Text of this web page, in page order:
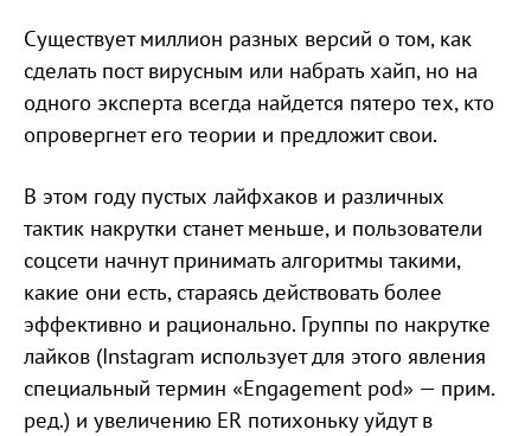
Существует миллион разных версий о том, как
сделать пост вирусным или набрать хайп, но на
одного эксперта всегда найдется пятеро тех, кто
опровергнет его теории и предложит свои.
В этом году пустых лайфхаков и различных
тактик накрутки станет меньше, и пользователи
соцсети начнут принимать алгоритмы такими,
какие они есть, стараясь действовать более
эффективно и рационально. Группы по накрутке
лайков (Instagram использует для этого явления
специальный термин «Engagement pod» — прим.
ред.) и увеличению ER потихоньку уйдут в